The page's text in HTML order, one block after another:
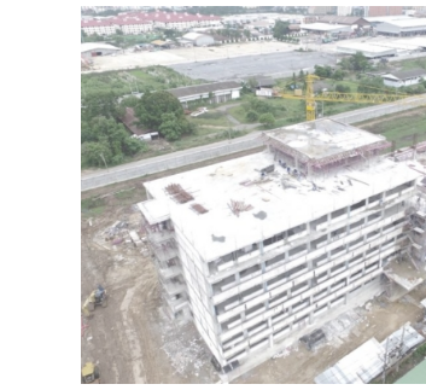
Project 15 – IRR OFFICE